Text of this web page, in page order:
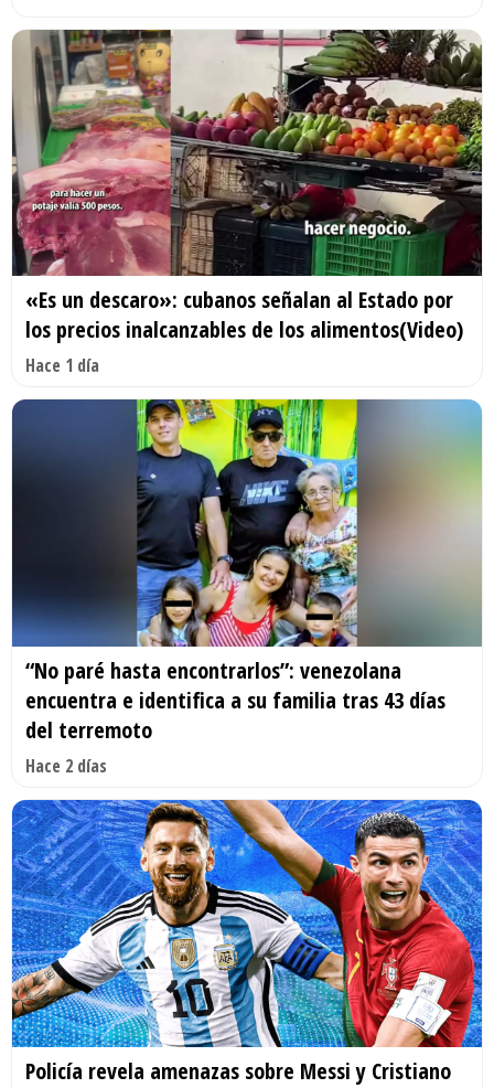
«Es un descaro»: cubanos señalan al Estado por
los precios inalcanzables de los alimentos(Video)
Hace 1 día
“No paré hasta encontrarlos”: venezolana
encuentra e identifica a su familia tras 43 días
del terremoto
Hace 2 días
Policía revela amenazas sobre Messi y Cristiano